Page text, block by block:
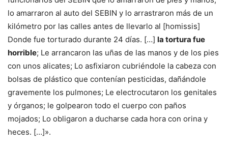
lo amarraron al auto del SEBIN y lo arrastraron más de un
kilómetro por las calles antes de llevarlo al [homissis]
Donde fue torturado durante 24 días. […] la tortura fue
horrible; Le arrancaron las uñas de las manos y de los pies
con unos alicates; Lo asfixiaron cubriéndole la cabeza con
bolsas de plástico que contenían pesticidas, dañándole
gravemente los pulmones; Le electrocutaron los genitales
y órganos; le golpearon todo el cuerpo con paños
mojados; Lo obligaron a ducharse cada hora con orina y
heces. […]».